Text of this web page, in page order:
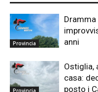
Provincia
anni
Provincia
Ostiglia,
casa:
posto i